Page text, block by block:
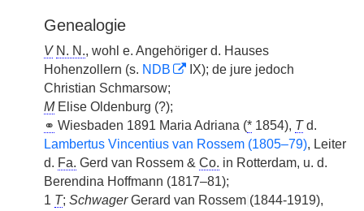
Genealogie
V N. N., wohl e. Angehöriger d. Hauses
Hohenzollern (s. NDB
IX); de jure jedoch
Christian Schmarsow;
MElise Oldenburg (?);
⚭ Wiesbaden 1891 Maria Adriana (* 1854), Td.
Lambertus Vincentius van Rossem (1805–79), Leiter
d. Fa. Gerd van Rossem & Co. in Rotterdam, u. d.
Berendina Hoffmann (1817–81);
1 T; SchwagerGerard van Rossem (1844-1919),